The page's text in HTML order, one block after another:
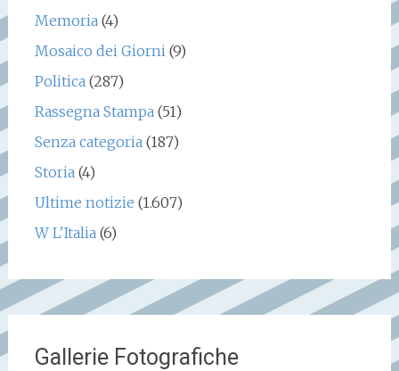
Memoria(4)
Mosaico dei Giorni(9)
Politica(287)
Rassegna Stampa(51)
Senza categoria(187)
Storia(4)
Ultime notizie (1.607)
W L'Italia(6)
Gallerie Fotografiche